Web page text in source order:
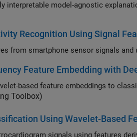
model-agnostic explanation technique to interpret
Recognition Using Signal
Feature Embedding with
Toolbox)
Using Wavelet-Based